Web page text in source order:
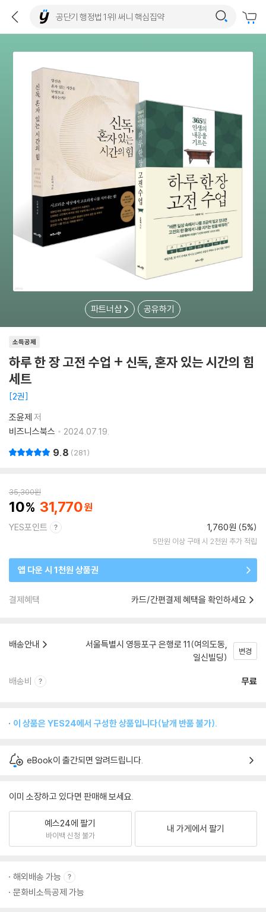
파트너샵 공유하기
소득공제
하루 한 장 고전 수업 + 신독, 혼자 있는 시간의 힘
세트
2권
조윤제 저
비즈니스북스
2024.07.19.
9.8 281
35,300원
10 31,770
YES포인트 1,760원 (5%)
5만원 이상 구매 시 2천원 추가 적립
앱 다운 시 1천원 상품권
결제혜택 카드/간편결제 혜택을 확인하세요
배송안내
서울특별시 영등포구 은행로 11(여의도동,
일신빌딩)
변경
배송비 무료
이 상품은 YES24에서 구성한 상품입니다(낱개 반품 불가).
eBook이 출간되면 알려드립니다.
이미 소장하고 있다면 판매해 보세요.
예스24에 팔기
바이백 신청 불가
내 가게에서 팔기
해외배송 가능
문화비소득공제 가능